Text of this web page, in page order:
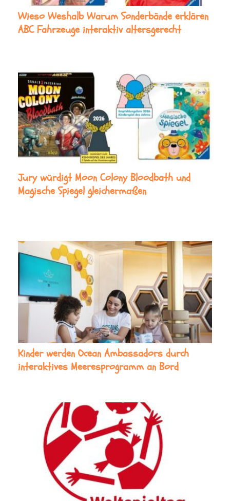
Wieso Weshalb Warum Sonderbände erklären
ABC Fahrzeuge interaktiv altersgerecht
Jury würdigt Moon Colony Bloodbath und
Magische Spiegel gleichermaßen
Kinder werden Ocean Ambassadors durch
interaktives Meeresprogramm an Bord